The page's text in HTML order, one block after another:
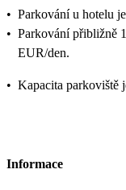
• Parkování u hotelu
• Parkování přibližně
EUR/den.
• Kapacita parkoviště
Informace